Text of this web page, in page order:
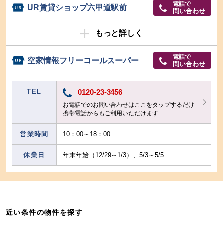
UR賃貸ショップ六甲道駅前 電話で
問い合わせ
もっと詳しく
空家情報フリーコールスーパー 電話で
問い合わせ
TEL 0120-23-3456
お電話でのお問い合わせはここをタップするだけ
携帯電話からもご利用いただけます
営業時間 10：00～18：00
休業日 年末年始（12/29～1/3）、5/3～5/5
近い条件の物件を探す